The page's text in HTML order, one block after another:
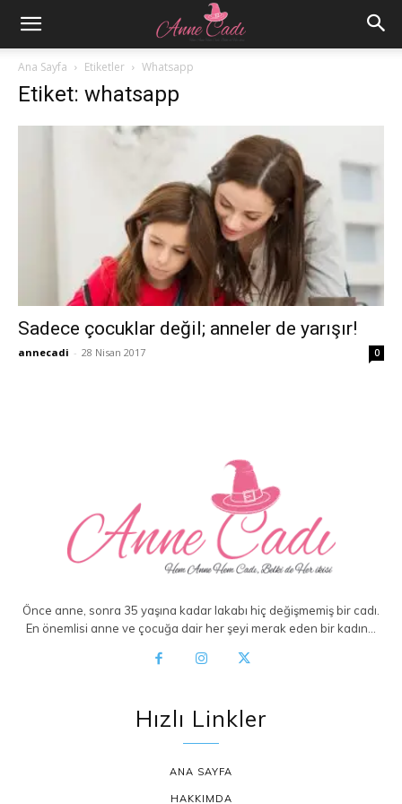
Ana Sayfa Etiketler Whatsapp
Etiket: whatsapp
Sadece çocuklar değil; anneler de yarışır!
annecadi - 28 Nisan 2017 0
Önce anne, sonra 35 yaşına kadar lakabı hiç değişmemiş bir cadı.
En önemlisi anne ve çocuğa dair her şeyi merak eden bir kadın…
Hızlı Linkler
ANA SAYFA
HAKKIMDA